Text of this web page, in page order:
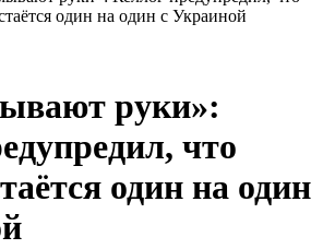
один на один с Украиной
руки»:
что
один на один